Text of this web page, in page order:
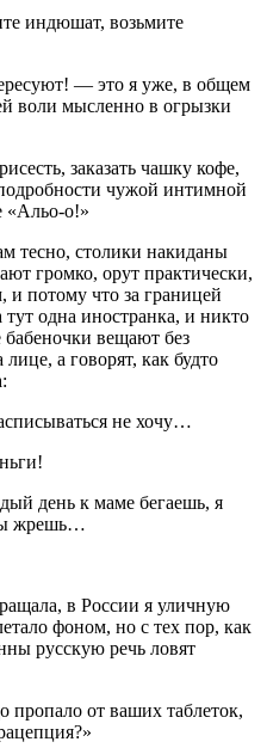
индюшат, возьмите
— это я уже, в общем
воли мысленно в огрызки
заказать чашку кофе,
чужой интимной
«Альо-о!»
тесно, столики накиданы
громко, орут практически,
потому что за границей
одна иностранка, и никто
вещают без
а говорят, как будто
не хочу…
день к маме бегаешь, я
жрешь…
в России я уличную
фоном, но с тех пор, как
русскую речь ловят
пропало от ваших таблеток,
ция?»